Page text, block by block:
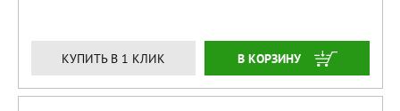
КУПИТЬ В 1 КЛИК ЗАКАЗАТЬ